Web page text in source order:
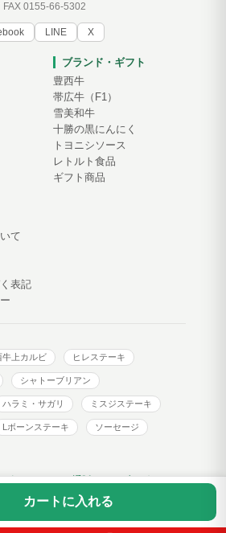
0155-66-5302
LINE X
ブランド・ギフト
豊西牛
帯広牛（F1）
雪美和牛
十勝の黒にんにく
トヨニシソース
レトルト食品
ギフト商品
て
表記
牛上カルビ ヒレステーキ
シャトーブリアン
ハラミ・サガリ ミスジステーキ
Lボーンステーキ ソーセージ
ポレートサイト通販サイトブログ
farm. All Rights Reserved.
カートに入れる